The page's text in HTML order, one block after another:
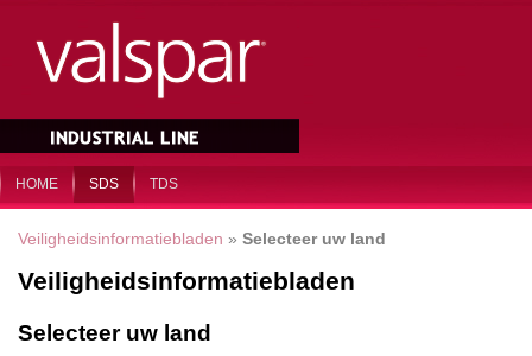
HOME SDS TDS
Veiligheidsinformatiebladen » Selecteer uw land
Veiligheidsinformatiebladen
Selecteer uw land